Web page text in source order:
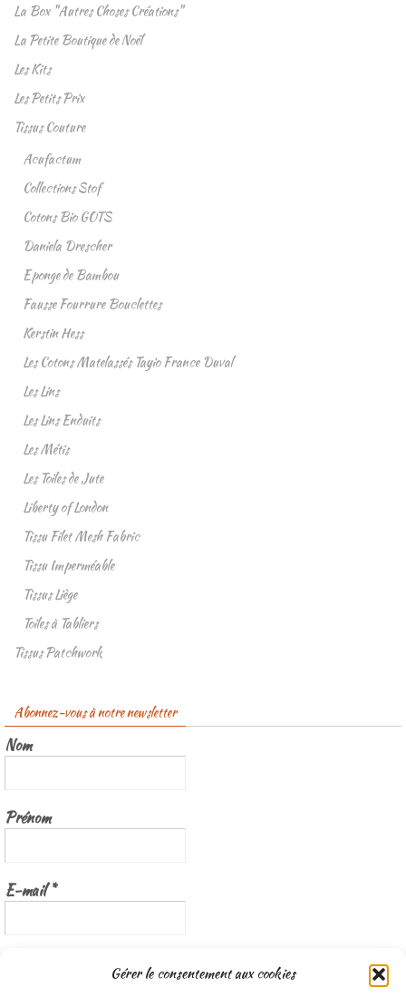
Gérer le consentement aux cookies
La Box "Autres Choses Créations"
La Petite Boutique de Noël
Les Kits
Les Petits Prix
Tissus Couture
Acufactum
Collections Stof
Cotons Bio GOTS
Daniela Drescher
Eponge de Bambou
Fausse Fourrure Bouclettes
Kerstin Hess
Les Cotons Matelassés Tayio France Duval
Les Lins
Les Lins Enduits
Les Métis
Les Toiles de Jute
Liberty of London
Tissu Filet Mesh Fabric
Tissu Imperméable
Tissus Liège
Toiles à Tabliers
Tissus Patchwork
Abonnez-vous à notre newsletter
Nom
Prénom
E-mail*
Nous gardons vos données privées et ne les partageons qu’avec les
tierces parties qui rendent ce service possible.Lisez notre politique de